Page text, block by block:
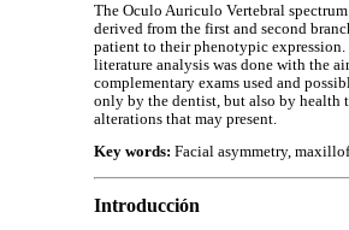
The Oculo Auriculo Vertebral
derived from the first and second
patient to their phenotypic
literature analysis was done with the
complementary exams used and
only by the dentist, but also by health
alterations that may present.
Key words: Facial asymmetry,
Introducción